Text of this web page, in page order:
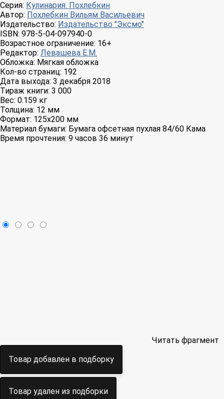
Серия: Кулинария. Похлебкин
Автор: Похлебкин Вильям Васильевич
Издательство: Издательство "Эксмо"
ISBN: 978-5-04-097940-0
Возрастное ограничение: 16+
Редактор: Левашева Е.М.
Обложка: Мягкая обложка
Кол-во страниц: 192
Дата выхода: 3 декабря 2018
Тираж книги: 3 000
Вес: 0.159 кг
Толщина: 12 мм
Формат: 125x200 мм
Материал бумаги: Бумага офсетная пухлая 84/60 Кама
Время прочтения: 9 часов 36 минут
Читать фрагмент
Товар добавлен в подборку
Товар удален из подборки